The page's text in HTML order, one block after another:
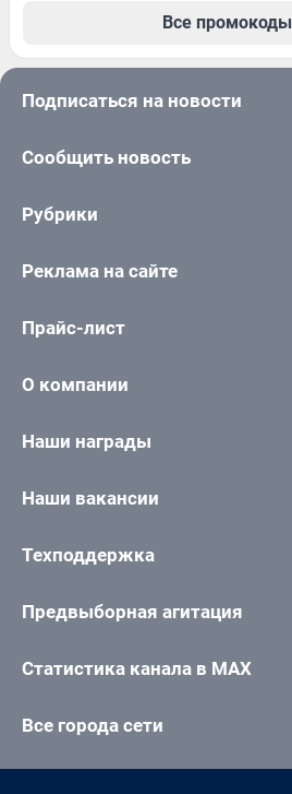
Все промокоды
Подписаться на новости
Сообщить новость
Рубрики
Реклама на сайте
Прайс-лист
О компании
Наши награды
Наши вакансии
Техподдержка
Предвыборная агитация
Статистика канала в MAX
Все города сети